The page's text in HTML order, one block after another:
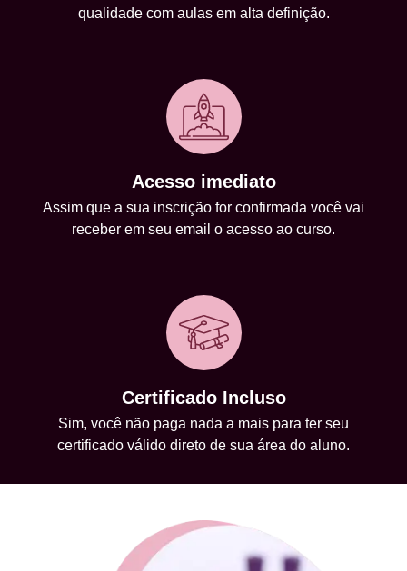
qualidade com aulas em alta definição.
Acesso imediato
Assim que a sua inscrição for confirmada você vai
receber em seu email o acesso ao curso.
Certificado Incluso
Sim, você não paga nada a mais para ter seu
certificado válido direto de sua área do aluno.